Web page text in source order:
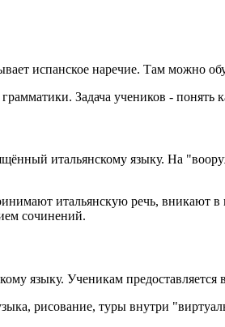
испанское наречие. Там можно
Задача учеников -
итальянскому языку. На
итальянскую речь, вникают
сочинений.
языку. Ученикам
рисование, туры внутри